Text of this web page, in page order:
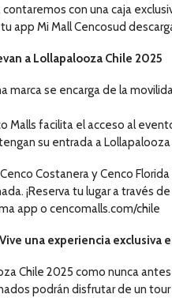
con una caja
app Mi Mall Cencosud
a Lollapalooza Chile 2025
marca se encarga de la
Malls facilita el acceso al
su entrada a Lollapalooza
Costanera y Cenco Florida
¡Reserva tu lugar a través
app o cencomalls.com/chile
una experiencia exclusiva
Chile 2025 como nunca
podrán disfrutar de un